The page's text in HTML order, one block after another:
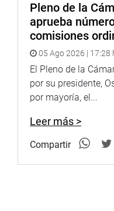
Pleno de la
aprueba
comisiones
05 Ago 2026 | 17:28
El Pleno de la
por su presidente,
por mayoría, el...
Leer más >
Compartir